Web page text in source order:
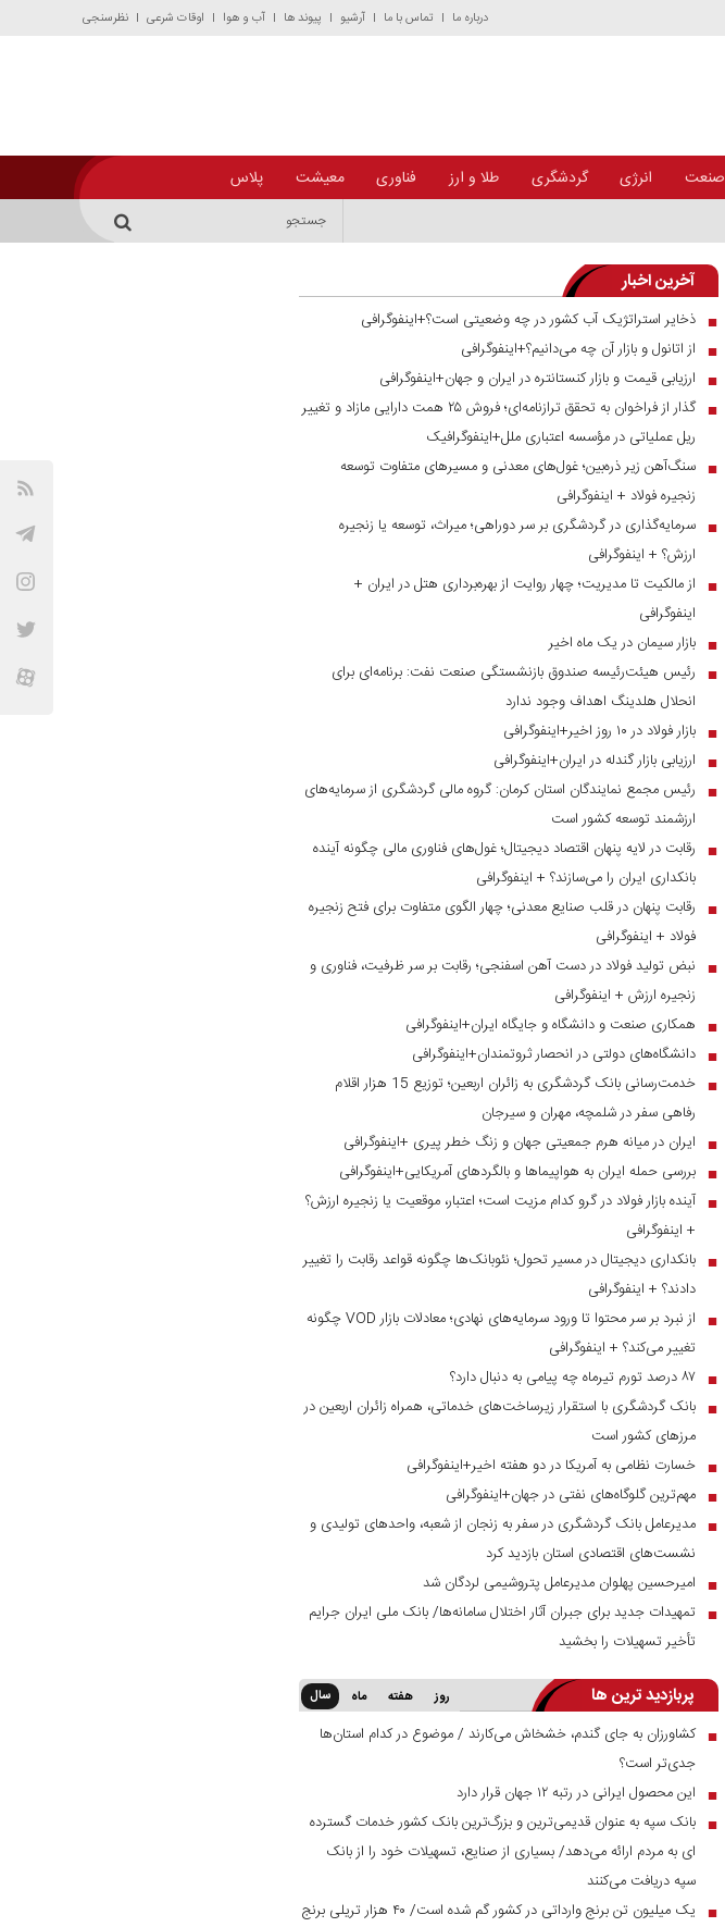
درباره ما تماس با ما آرشیو پیوند ها آب و هوا اوقات شرعی نظرسنجی
صنعت انرژی گردشگری طلا و ارز فناوری معیشت پلاس
آخرین اخبار
■ ذخایر استراتژیک آب کشور در چه وضعیتی است؟+اینفوگرافی
■ از اتانول و بازار آن چه می‌دانیم؟+اینفوگرافی
■ ارزیابی قیمت و بازار کنستانتره در ایران و جهان+اینفوگرافی
■
گذار از فراخوان به تحقق ترازنامه‌ای؛ فروش ۲۵ همت دارایی مازاد و تغییر
ریل عملیاتی در مؤسسه اعتباری ملل+اینفوگرافیک
■ سنگ‌آهن زیر ذره‌بین؛ غول‌های معدنی و مسیر‌های متفاوت توسعه
زنجیره فولاد + اینفوگرافی
■ سرمایه‌گذاری در گردشگری بر سر دوراهی؛ میراث، توسعه یا زنجیره
ارزش؟ + اینفوگرافی
■
از مالکیت تا مدیریت؛ چهار روایت از بهره‌برداری هتل در ایران +
اینفوگرافی
■ بازار سیمان در یک ماه اخیر
■
رئیس هیئت‌رئیسه صندوق بازنشستگی صنعت نفت: برنامه‌ای برای
انحلال هلدینگ اهداف وجود ندارد
■ بازار فولاد در ۱۰ روز اخیر+اینفوگرافی
■ ارزیابی بازار گندله در ایران+اینفوگرافی
■
رئیس مجمع نمایندگان استان کرمان: گروه مالی گردشگری از سرمایه‌های
ارزشمند توسعه کشور است
■
رقابت در لایه پنهان اقتصاد دیجیتال؛ غول‌های فناوری مالی چگونه آینده
بانکداری ایران را می‌سازند؟ + اینفوگرافی
■
رقابت پنهان در قلب صنایع معدنی؛ چهار الگوی متفاوت برای فتح زنجیره
فولاد + اینفوگرافی
■
نبض تولید فولاد در دست آهن اسفنجی؛ رقابت بر سر ظرفیت، فناوری و
زنجیره ارزش + اینفوگرافی
■ همکاری صنعت و دانشگاه و جایگاه ایران+اینفوگرافی
■ دانشگاه‌های دولتی در انحصار ثروتمندان+اینفوگرافی
■
خدمت‌رسانی بانک گردشگری به زائران اربعین؛ توزیع 15 هزار اقلام
رفاهی سفر در شلمچه، مهران و سیرجان
■ ایران در میانه هرم جمعیتی جهان و زنگ خطر پیری +اینفوگرافی
■ بررسی حمله ایران به هواپیماها و بالگردهای آمریکایی+اینفوگرافی
■ آینده بازار فولاد در گرو کدام مزیت است؛ اعتبار، موقعیت یا زنجیره ارزش؟
+ اینفوگرافی
■ بانکداری دیجیتال در مسیر تحول؛ نئوبانک‌ها چگونه قواعد رقابت را تغییر
دادند؟ + اینفوگرافی
■
از نبرد بر سر محتوا تا ورود سرمایه‌های نهادی؛ معادلات بازار VOD چگونه
تغییر می‌کند؟ + اینفوگرافی
■ ۸۷ درصد تورم تیرماه چه پیامی به دنبال دارد؟
■ بانک گردشگری با استقرار زیرساخت‌های خدماتی، همراه زائران اربعین در
مرز‌های کشور است
■ خسارت نظامی به آمریکا در دو هفته اخیر+اینفوگرافی
■ مهم‌ترین گلوگاه‌های نفتی در جهان+اینفوگرافی
■ مدیرعامل بانک گردشگری در سفر به زنجان از شعبه، واحدهای تولیدی و
نشست‌های اقتصادی استان بازدید کرد
■ امیرحسین پهلوان مدیرعامل پتروشیمی لردگان شد
■
تمهیدات جدید برای جبران آثار اختلال سامانه‌ها/ بانک ملی ایران جرایم
تأخیر تسهیلات را بخشید
پربازدید ترین ها روز هفته ماه سال
■ کشاورزان به جای گندم، خشخاش می‌کارند / موضوع در کدام استان‌ها
جدی‌تر است؟
■ این محصول ایرانی در رتبه ۱۲ جهان قرار دارد
■ بانک سپه به عنوان قدیمی‌ترین و بزرگ‌ترین بانک کشور خدمات گسترده
ای به مردم ارائه می‌دهد/ بسیاری از صنایع، تسهیلات خود را از بانک
سپه دریافت می‌کنند
■
یک میلیون تن برنج وارداتی در کشور گم شده است/ ۴۰ هزار تریلی برنج